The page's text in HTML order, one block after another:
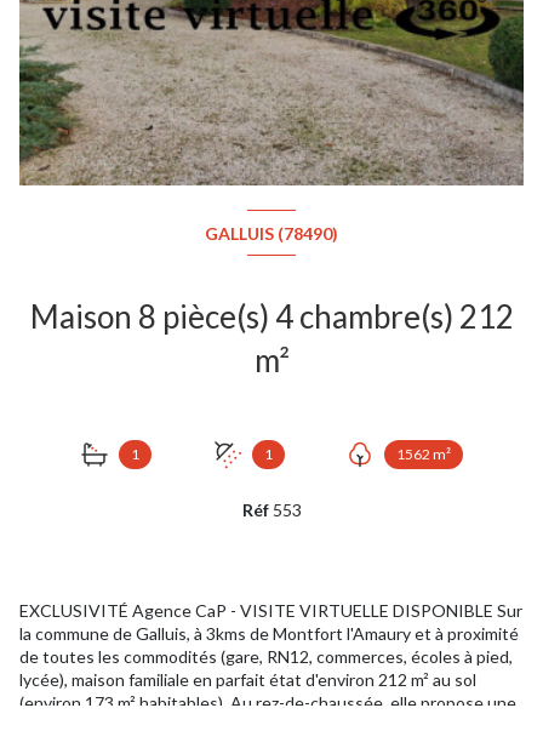
GALLUIS (78490)
Maison 8 pièce(s) 4 chambre(s) 212
m²
1 1 1562 m²
Réf 553
EXCLUSIVITÉ Agence CaP - VISITE VIRTUELLE DISPONIBLE Sur
la commune de Galluis, à 3kms de Montfort l'Amaury et à proximité
de toutes les commodités (gare, RN12, commerces, écoles à pied,
lycée), maison familiale en parfait état d'environ 212 m² au sol
(environ 173 m² habitables). Au rez-de-chaussée, elle propose une